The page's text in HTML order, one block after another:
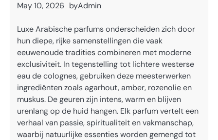
May 10, 2026 byAdmin
Luxe Arabische parfums onderscheiden zich door
hun diepe, rijke samenstellingen die vaak
eeuwenoude tradities combineren met moderne
exclusiviteit. In tegenstelling tot lichtere westerse
eau de colognes, gebruiken deze meesterwerken
ingrediënten zoals agarhout, amber, rozenolie en
muskus. De geuren zijn intens, warm en blijven
urenlang op de huid hangen. Elk parfum vertelt een
verhaal van passie, spiritualiteit en vakmanschap,
waarbij natuurlijke essenties worden gemengd tot